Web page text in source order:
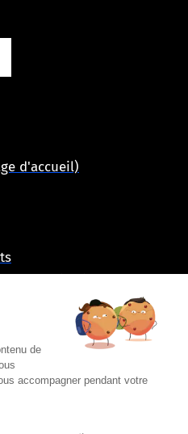
d'accueil)
de
accompagner pendant votre